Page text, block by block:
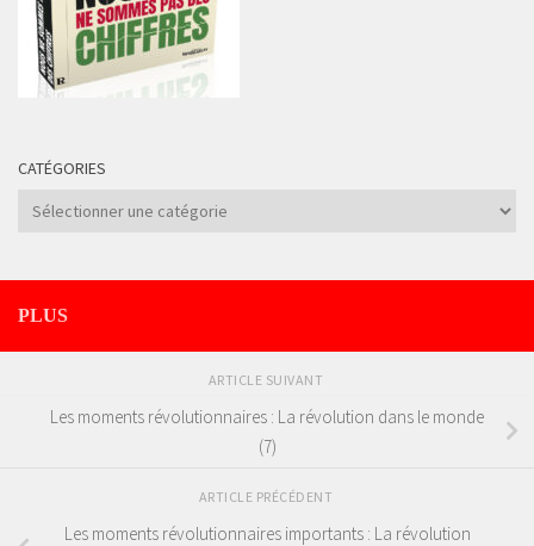
CATÉGORIES
Catégories
PLUS
ARTICLE SUIVANT
Les moments révolutionnaires : La révolution dans le monde
(7)
ARTICLE PRÉCÉDENT
Les moments révolutionnaires importants : La révolution